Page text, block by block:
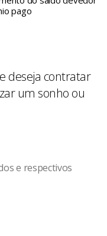
pago
deseja contratar
um sonho ou
e respectivos